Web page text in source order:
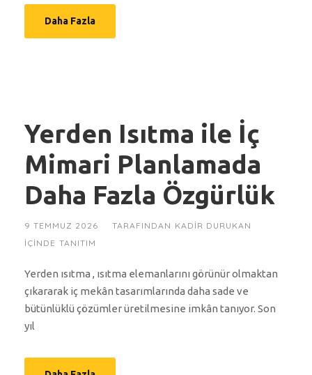
Daha Fazla
Yerden Isıtma ile İç
Mimari Planlamada
Daha Fazla Özgürlük
9 TEMMUZ 2026 TARAFINDAN KADIR DURUKAN
IÇINDE TANITIM
Yerden ısıtma , ısıtma elemanlarını görünür olmaktan
çıkararak iç mekân tasarımlarında daha sade ve
bütünlüklü çözümler üretilmesine imkân tanıyor. Son
yıl